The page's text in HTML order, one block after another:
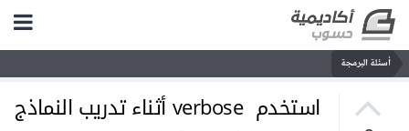
أسئلة البرمجة
استخدم verbose أثناء تدريب النماذج